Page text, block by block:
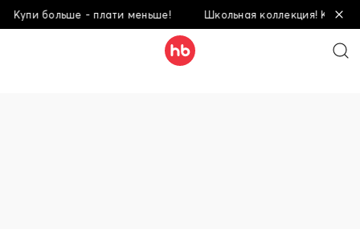
больше - плати меньше! Школьная коллекция! Купи